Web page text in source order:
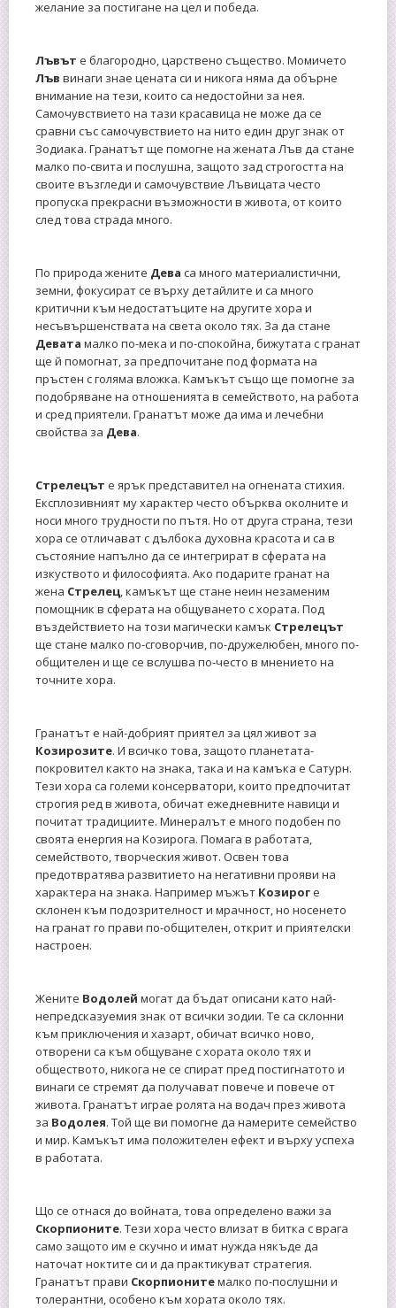
желание за постигане на цел и победа.
Лъвът е благородно, царствено същество. Момичето
Лъв винаги знае цената си и никога няма да обърне
внимание на тези, които са недостойни за нея.
Самочувствието на тази красавица не може да се
сравни със самочувствието на нито един друг знак от
Зодиака. Гранатът ще помогне на жената Лъв да стане
малко по-свита и послушна, защото зад строгостта на
своите възгледи и самочувствие Лъвицата често
пропуска прекрасни възможности в живота, от които
след това страда много.
По природа жените Дева са много материалистични,
земни, фокусират се върху детайлите и са много
критични към недостатъците на другите хора и
несъвършенствата на света около тях. За да стане
Девата малко по-мека и по-спокойна, бижутата с гранат
ще й помогнат, за предпочитане под формата на
пръстен с голяма вложка. Камъкът също ще помогне за
подобряване на отношенията в семейството, на работа
и сред приятели. Гранатът може да има и лечебни
свойства за Дева.
Стрелецът е ярък представител на огнената стихия.
Експлозивният му характер често обърква околните и
носи много трудности по пътя. Но от друга страна, тези
хора се отличават с дълбока духовна красота и са в
състояние напълно да се интегрират в сферата на
изкуството и философията. Ако подарите гранат на
жена Стрелец , камъкът ще стане неин незаменим
помощник в сферата на общуването с хората. Под
въздействието на този магически камък Стрелецът
ще стане малко по-сговорчив, по-дружелюбен, много по-
общителен и ще се вслушва по-често в мнението на
точните хора.
Гранатът е най-добрият приятел за цял живот за
Козирозите. И всичко това, защото планетата-
покровител както на знака, така и на камъка е Сатурн.
Тези хора са големи консерватори, които предпочитат
строгия ред в живота, обичат ежедневните навици и
почитат традициите. Минералът е много подобен по
своята енергия на Козирога. Помага в работата,
семейството, творческия живот. Освен това
предотвратява развитието на негативни прояви на
характера на знака. Например мъжът Козироге
склонен към подозрителност и мрачност, но носенето
на гранат го прави по-общителен, открит и приятелски
настроен.
Жените Водолей могат да бъдат описани като най-
непредсказуемия знак от всички зодии. Те са склонни
към приключения и хазарт, обичат всичко ново,
отворени са към общуване с хората около тях и
обществото, никога не се спират пред постигнатото и
винаги се стремят да получават повече и повече от
живота. Гранатът играе ролята на водач през живота
за Водолея. Той ще ви помогне да намерите семейство
и мир. Камъкът има положителен ефект и върху успеха
в работата.
Що се отнася до войната, това определено важи за
Скорпионите. Тези хора често влизат в битка с врага
само защото им е скучно и имат нужда някъде да
наточат ноктите си и да практикуват стратегия.
Гранатът прави Скорпионитемалко по-послушни и
толерантни, особено към хората около тях.